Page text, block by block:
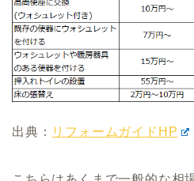
出典： リフォームガイドHP